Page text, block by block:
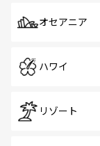
オセアニア
ハワイ
リゾート